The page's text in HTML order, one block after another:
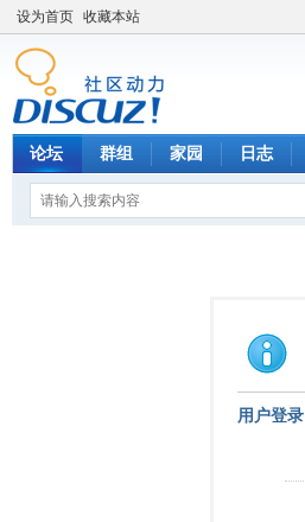
设为首页 收藏本站
论坛 群组 家园 日志
用户登录